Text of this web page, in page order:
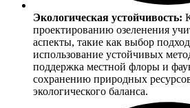
Экологическая устойчивость:
проектированию озеленения
аспекты, такие как выбор
использование устойчивых
поддержка местной флоры и
сохранению природных
экологического баланса.